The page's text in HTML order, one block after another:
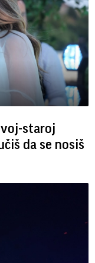
staroj
da se nosiš